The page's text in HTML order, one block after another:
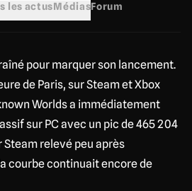
les actusMédiasForum
pour marquer son lancement.
de Paris, sur Steam et Xbox
Worlds a immédiatement
sur PC avec un pic de 465 204
relevé peu après
courbe continuait encore de